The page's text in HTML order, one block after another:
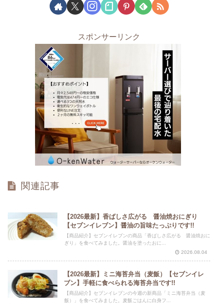
スポンサーリンク
関連記事
【2026最新】香ばしさ広がる 醤油焼おにぎり
【セブンイレブン】醤油の旨味たっぷりです!!
【商品紹介】セブンイレブンの商品「香ばしさ広がる 醤油焼おに
ぎり」を食べてみました。醤油を塗ったおに...
2026.08.04
【2026最新】ミニ海苔弁当（麦飯）【セブンイレ
ブン】手軽に食べられる海苔弁当です!!
【商品紹介】セブンイレブンの今週の新商品「ミニ海苔弁当（麦
飯）」を食べてみました。麦飯ごはんに白身フ...